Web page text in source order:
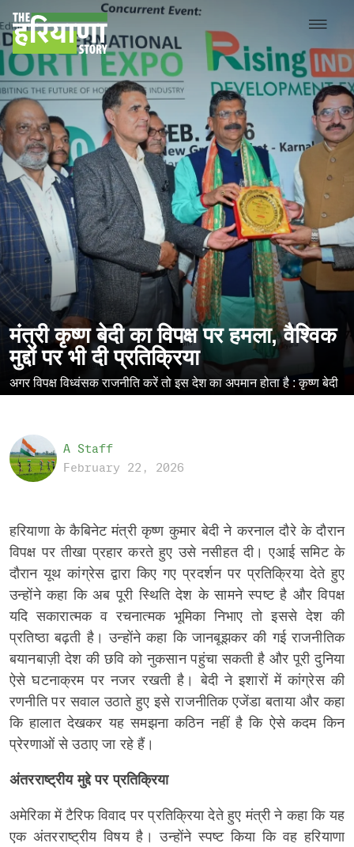
मंत्री कृष्ण बेदी का विपक्ष पर हमला, वैश्विक
मुद्दों पर भी दी प्रतिक्रिया
अगर विपक्ष विध्वंसक राजनीति करें तो इस देश का अपमान होता है : कृष्ण बेदी
A Staff
February 22, 2026
हरियाणा के कैबिनेट मंत्री कृष्ण कुमार बेदी ने करनाल दौरे के दौरान
विपक्ष पर तीखा प्रहार करते हुए उसे नसीहत दी। एआई समिट के
दौरान यूथ कांग्रेस द्वारा किए गए प्रदर्शन पर प्रतिक्रिया देते हुए
उन्होंने कहा कि अब पूरी स्थिति देश के सामने स्पष्ट है और विपक्ष
यदि सकारात्मक व रचनात्मक भूमिका निभाए तो इससे देश की
प्रतिष्ठा बढ़ती है। उन्होंने कहा कि जानबूझकर की गई राजनीतिक
बयानबाज़ी देश की छवि को नुकसान पहुंचा सकती है और पूरी दुनिया
ऐसे घटनाक्रम पर नजर रखती है। बेदी ने इशारों में कांग्रेस की
रणनीति पर सवाल उठाते हुए इसे राजनीतिक एजेंडा बताया और कहा
कि हालात देखकर यह समझना कठिन नहीं है कि ऐसे कदम किन
प्रेरणाओं से उठाए जा रहे हैं।
अंतरराष्ट्रीय मुद्दे पर प्रतिक्रिया
अमेरिका में टैरिफ विवाद पर प्रतिक्रिया देते हुए मंत्री ने कहा कि यह
एक अंतरराष्ट्रीय विषय है। उन्होंने स्पष्ट किया कि वह हरियाणा